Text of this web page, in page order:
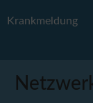
Krankmeldung